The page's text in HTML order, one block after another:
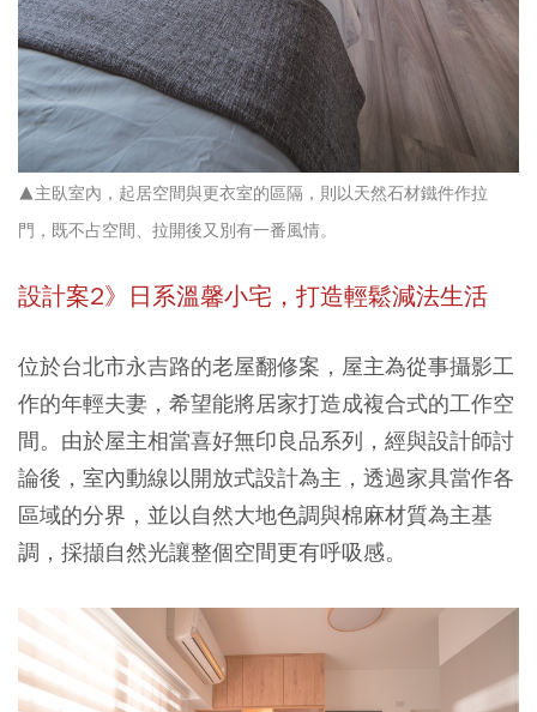
▲主臥室內，起居空間與更衣室的區隔，則以天然石材鐵件作拉
門，既不占空間、拉開後又別有一番風情。
設計案2》日系溫馨小宅，打造輕鬆減法生活
位於台北市永吉路的老屋翻修案，屋主為從事攝影工
作的年輕夫妻，希望能將居家打造成複合式的工作空
間。由於屋主相當喜好無印良品系列，經與設計師討
論後，室內動線以開放式設計為主，透過家具當作各
區域的分界，並以自然大地色調與棉麻材質為主基
調，採擷自然光讓整個空間更有呼吸感。